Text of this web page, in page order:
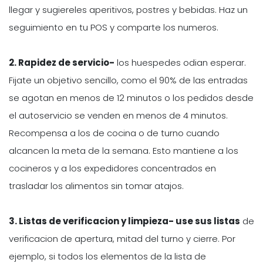
llegar y sugiereles aperitivos, postres y bebidas. Haz un
seguimiento en tu POS y comparte los numeros.
2. Rapidez de servicio- los huespedes odian esperar.
Fijate un objetivo sencillo, como el 90% de las entradas
se agotan en menos de 12 minutos o los pedidos desde
el autoservicio se venden en menos de 4 minutos.
Recompensa a los de cocina o de turno cuando
alcancen la meta de la semana. Esto mantiene a los
cocineros y a los expedidores concentrados en
trasladar los alimentos sin tomar atajos.
3. Listas de verificacion y limpieza- use sus listas de
verificacion de apertura, mitad del turno y cierre. Por
ejemplo, si todos los elementos de la lista de